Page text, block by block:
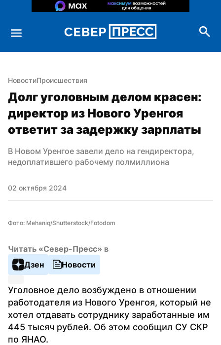
НовостиПроисшествия
Долг уголовным делом красен:
директор из Нового Уренгоя
ответит за задержку зарплаты
В Новом Уренгое завели дело на гендиректора,
недоплатившего рабочему полмиллиона
02 октября 2024
Фото: Mehaniq/Shutterstock/Fotodom
Читать «Север-Пресс» в
Дзен
Новости
Уголовное дело возбуждено в отношении
работодателя из Нового Уренгоя, который не
хотел отдавать сотруднику заработанные им
445 тысяч рублей. Об этом сообщил СУ СКР
по ЯНАО.